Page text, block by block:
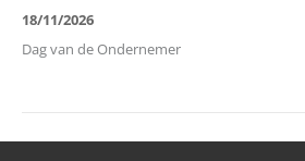
18/11/2026
Dag van de Ondernemer